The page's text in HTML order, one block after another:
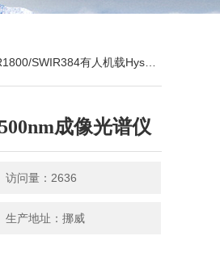
SWIR384有人机载Hyspex400-2500nm成像光谱仪
成像光谱仪
访问量：2636
生产地址：挪威